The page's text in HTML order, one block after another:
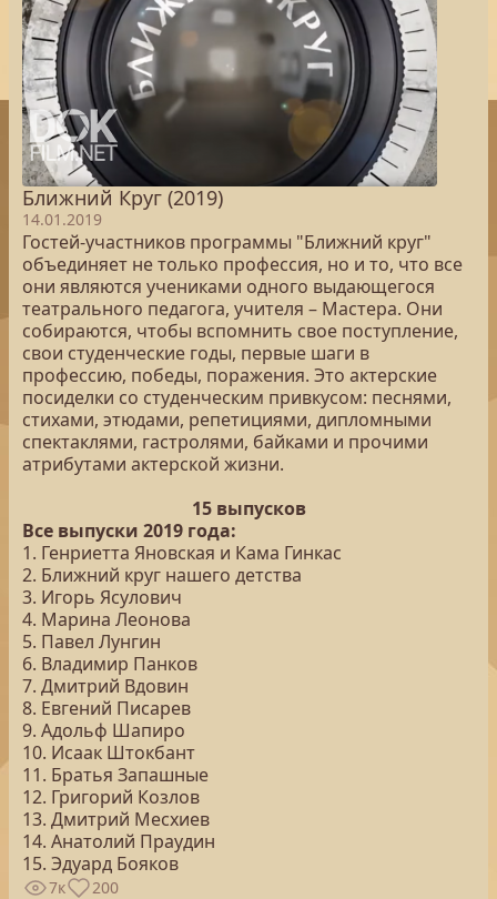
Ближний Круг (2019)
14.01.2019
Гостей-участников программы "Ближний круг"
объединяет не только профессия, но и то, что все
они являются учениками одного выдающегося
театрального педагога, учителя – Мастера. Они
собираются, чтобы вспомнить свое поступление,
свои студенческие годы, первые шаги в
профессию, победы, поражения. Это актерские
посиделки со студенческим привкусом: песнями,
стихами, этюдами, репетициями, дипломными
спектаклями, гастролями, байками и прочими
атрибутами актерской жизни.
15 выпусков
Все выпуски 2019 года:
1. Генриетта Яновская и Кама Гинкас
2. Ближний круг нашего детства
3. Игорь Ясулович
4. Марина Леонова
5. Павел Лунгин
6. Владимир Панков
7. Дмитрий Вдовин
8. Евгений Писарев
9. Адольф Шапиро
10. Исаак Штокбант
11. Братья Запашные
12. Григорий Козлов
13. Дмитрий Месхиев
14. Анатолий Праудин
15. Эдуард Бояков
7к 200